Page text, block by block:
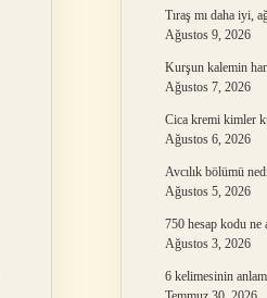
Tıraş mı daha iyi,
Ağustos 9, 2026
Kurşun kalemin
Ağustos 7, 2026
Cica kremi kimler
Ağustos 6, 2026
Avcılık bölümü
Ağustos 5, 2026
750 hesap kodu ne
Ağustos 3, 2026
6 kelimesinin